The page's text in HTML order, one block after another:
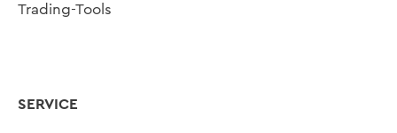
Trading-Tools
SERVICE